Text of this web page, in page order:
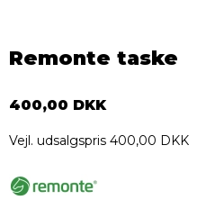
Remonte taske
400,00 DKK
Vejl. udsalgspris 400,00 DKK